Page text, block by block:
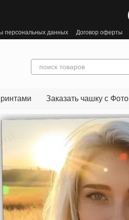
персональных данных Договор оферты
Заказать чашку с Фото